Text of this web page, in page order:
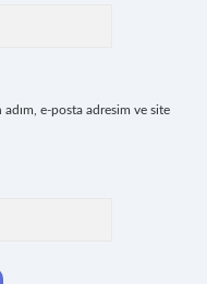
e-posta adresim ve site